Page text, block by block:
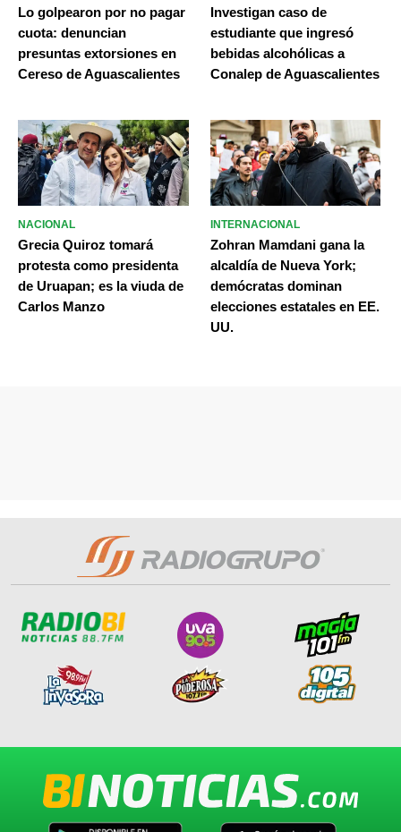
Lo golpearon por no pagar
cuota: denuncian
presuntas extorsiones en
Cereso de Aguascalientes
Investigan caso de
estudiante que ingresó
bebidas alcohólicas a
Conalep de Aguascalientes
NACIONAL
Grecia Quiroz tomará
protesta como presidenta
de Uruapan; es la viuda de
Carlos Manzo
INTERNACIONAL
Zohran Mamdani gana la
alcaldía de Nueva York;
demócratas dominan
elecciones estatales en EE.
UU.